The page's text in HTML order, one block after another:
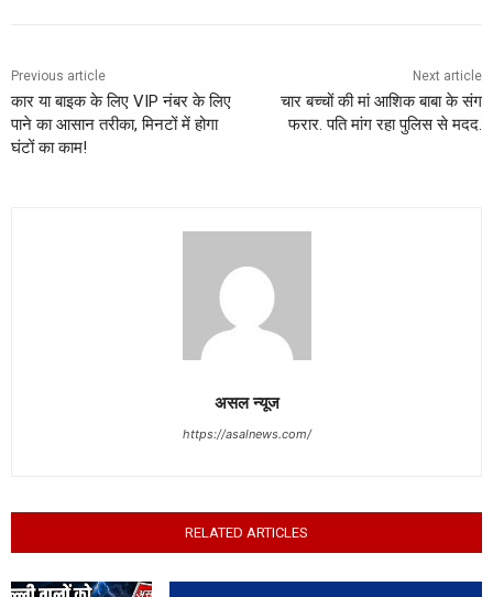
Previous article
कार या बाइक के लिए VIP नंबर के लिए
पाने का आसान तरीका, मिनटों में होगा
घंटों का काम!
Next article
चार बच्चों की मां आशिक बाबा के संग
फरार. पति मांग रहा पुलिस से मदद.
असल न्यूज
https://asalnews.com/
RELATED ARTICLES